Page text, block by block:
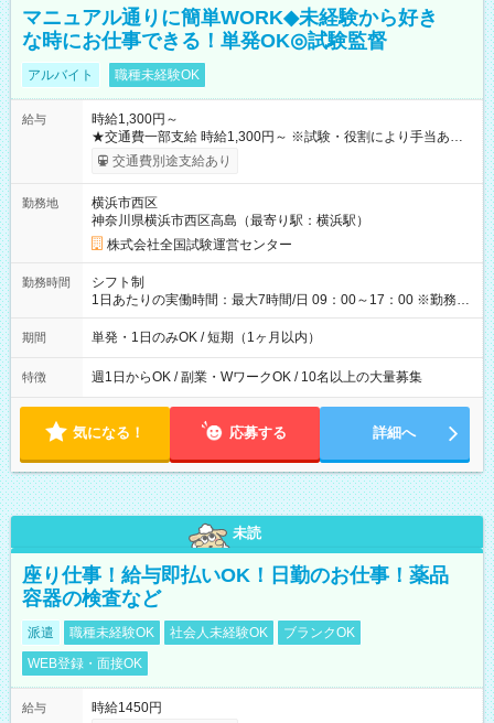
マニュアル通りに簡単WORK◆未経験から好き
な時にお仕事できる！単発OK◎試験監督
アルバイト 職種未経験OK
給与
時給1,300円～
★交通費一部支給 時給1,300円～ ※試験・役割により手当あり
※勤務回数により昇給あり 【即給（前払い）オプションあ
り！】 希望される場合、勤務から1週間ほどで給与の一部を受け
例】 ・河合塾模擬試験 8:30～17:30（休憩1時間） 時給1,300円
×8時間＝日収10,400円＋交通費 ※当日の役割により時給＋100
円の場合あり ・国家試験 7:00～13:30（休憩なし） 時給1,300
円（役割手当＋100円）×6時間＝日収8,400円＋交通費 【試用期
間】試用期間なし
交通費別途支給あり
勤務地
横浜市西区
神奈川県横浜市西区高島（最寄り駅：横浜駅）
株式会社全国試験運営センター
勤務時間
シフト制
1日あたりの実働時間：最大7時間/日 09：00～17：00 ※勤務時
間は 試験により異なります。
期間 単発・1日のみOK / 短期（1ヶ月以内）
特徴 週1日からOK / 副業・WワークOK / 10名以上の大量募集
気になる！ 応募する 詳細へ
未読
座り仕事！給与即払いOK！日勤のお仕事！薬品
容器の検査など
派遣 職種未経験OK 社会人未経験OK
ブランクOK
WEB登録・面接OK
給与
時給1450円